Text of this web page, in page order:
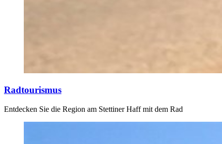
Radtourismus
Entdecken Sie die Region am Stettiner Haff mit dem Rad